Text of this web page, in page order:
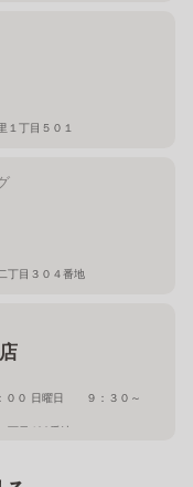
１丁目５０１
丁目３０４番地
００ 日曜日 ９：３０～
丁目422番地